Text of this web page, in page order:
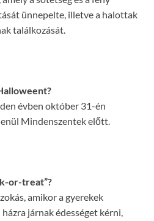
ünnepelte, illetve a halottak
találkozását.
évben október 31-én
Mindenszentek előtt.
or-treat”?
amikor a gyerekek
járnak édességet kérni,